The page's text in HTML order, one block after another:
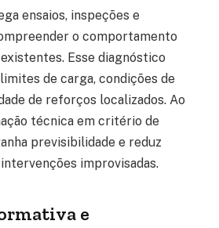
ensaios, inspeções e
o comportamento
Esse diagnóstico
de carga, condições de
de reforços localizados. Ao
técnica em critério de
previsibilidade e reduz
improvisadas.
e